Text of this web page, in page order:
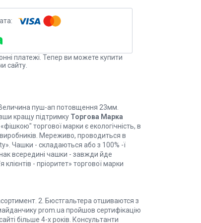
платежі. Тепер ви можете купити
сайту.
пуш-ап потовщення 23мм.
кращу підтримку Торгова Марка
торгової марки є екологічність, в
виробників. Мереживо, проводиться в
Чашки - складаються або з 100% -ї
всередині чашки - завжди йде
- пріоритет» торгової марки
2. Бюстгальтера отшиваются з
prom.ua пройшов сертифікацію
більше 4-х років. Консультанти